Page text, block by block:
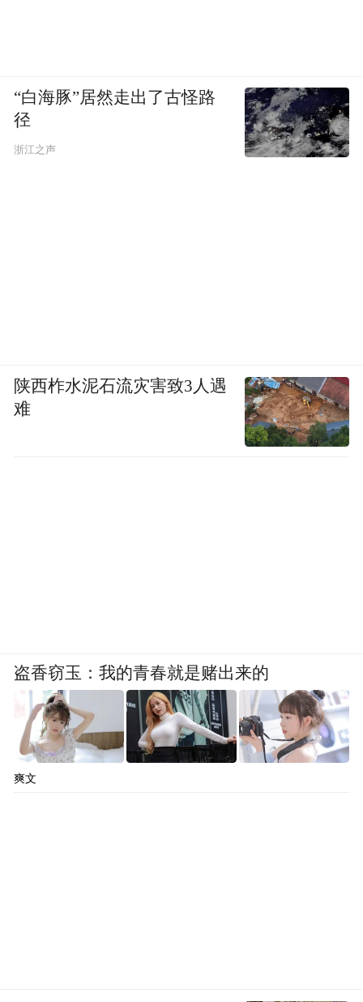
“白海豚”居然走出了古怪路
径
浙江之声
陕西柞水泥石流灾害致3人遇
难
盗香窃玉：我的青春就是赌出来的
爽文